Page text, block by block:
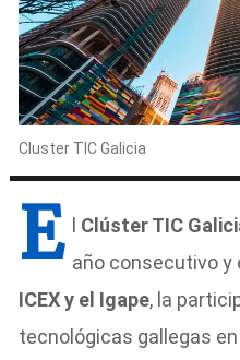
Cluster TIC Galicia
E l Clúster TIC
año consecutivo y
ICEX y el Igape, la
tecnológicas gallegas en